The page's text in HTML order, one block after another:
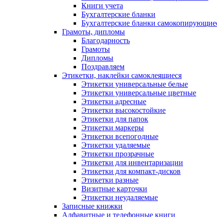
Книги учета
Бухгалтерские бланки
Бухгалтерские бланки
Грамоты, дипломы
Благодарность
Грамоты
Дипломы
Поздравляем
Этикетки, наклейки самоклеящиеся
Этикетки универсальные белые
Этикетки универсальные цветные
Этикетки адресные
Этикетки высокостойкие
Этикетки для папок
Этикетки маркеры
Этикетки всепогодные
Этикетки удаляемые
Этикетки прозрачные
Этикетки для инвентаризации
Этикетки для компакт-дисков
Этикетки разные
Визитные карточки
Этикетки неудаляемые
Записные книжки
Алфавитные и телефонные книги